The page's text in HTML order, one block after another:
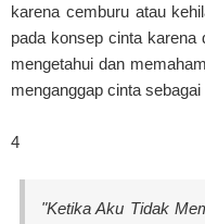
karena cemburu atau
pada konsep cinta karena
mengetahui dan
menganggap cinta
4
"Ketika Aku Tidak